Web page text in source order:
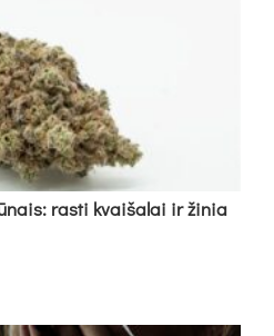
ras­ti kvai­ša­lai ir ži­nia